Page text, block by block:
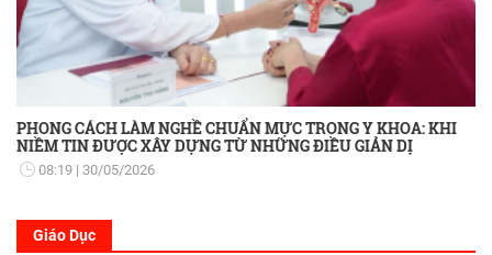
PHONG CÁCH LÀM NGHỀ CHUẨN MỰC TRONG Y KHOA: KHI
NIỀM TIN ĐƯỢC XÂY DỰNG TỪ NHỮNG ĐIỀU GIẢN DỊ
08:19 30/05/2026
Giáo Dục